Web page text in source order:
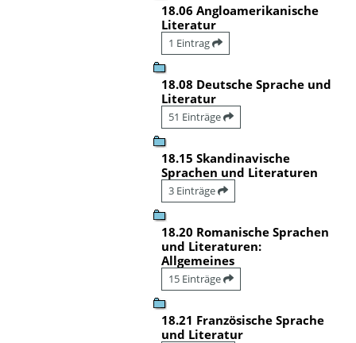
18.06 Angloamerikanische
Literatur
1 Eintrag
18.08 Deutsche Sprache und
Literatur
51 Einträge
18.15 Skandinavische
Sprachen und Literaturen
3 Einträge
18.20 Romanische Sprachen
und Literaturen:
Allgemeines
15 Einträge
18.21 Französische Sprache
und Literatur